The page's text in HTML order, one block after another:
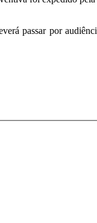
passar por